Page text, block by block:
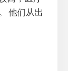
他们从出